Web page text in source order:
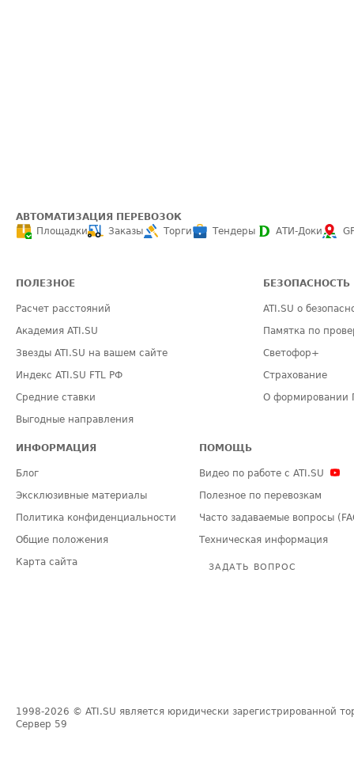
АВТОМАТИЗАЦИЯ ПЕРЕВОЗОК
Площадки
Заказы Торги Тендеры АТИ-Доки
ПОЛЕЗНОЕ
Расчет расстояний
Академия ATI.SU
Звезды ATI.SU на вашем сайте
Индекс ATI.SU FTL РФ
Средние ставки
Выгодные направления
БЕЗОПАСНОСТЬ
ATI.SU о
Памятка по
Светофор+
Страхование
О формировании
ИНФОРМАЦИЯ
Блог
Эксклюзивные материалы
Политика конфиденциальности
Общие положения
Карта сайта
ПОМОЩЬ
Видео по работе с ATI.SU
Полезное по перевозкам
Часто задаваемые вопросы
Техническая информация
ЗАДАТЬ ВОПРОС
1998-2026 © ATI.SU является юридически зарегистрированной
Сервер 59